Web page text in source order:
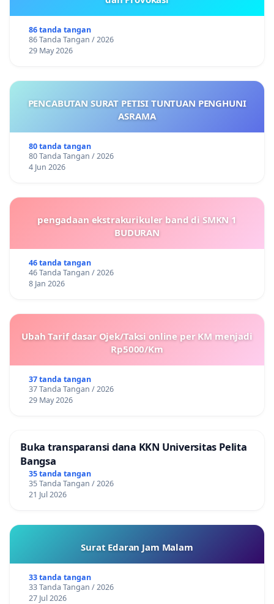
86 tanda tangan
86 Tanda Tangan / 2026
29 May 2026
PENCABUTAN SURAT PETISI TUNTUAN PENGHUNI
ASRAMA
80 tanda tangan
80 Tanda Tangan / 2026
4 Jun 2026
pengadaan ekstrakurikuler band di SMKN 1
BUDURAN
46 tanda tangan
46 Tanda Tangan / 2026
8 Jan 2026
Ubah Tarif dasar Ojek/Taksi online per KM menjadi
Rp5000/Km
37 tanda tangan
37 Tanda Tangan / 2026
29 May 2026
Buka transparansi dana KKN Universitas Pelita
Bangsa
35 tanda tangan
35 Tanda Tangan / 2026
21 Jul 2026
Surat Edaran Jam Malam
33 tanda tangan
33 Tanda Tangan / 2026
27 Jul 2026